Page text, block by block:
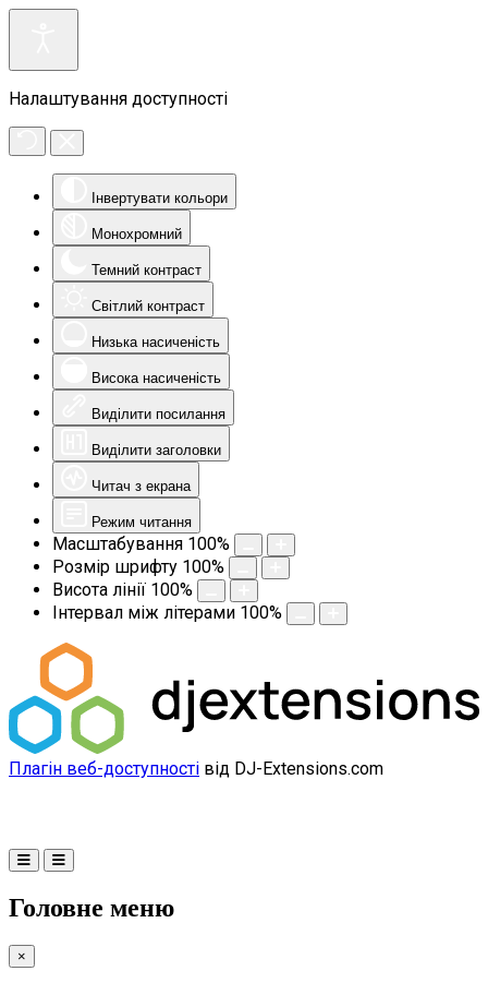
Налаштування доступності
Інвертувати кольори
Монохромний
Темний контраст
Світлий контраст
Низька насиченість
Висока насиченість
Виділити посилання
Виділити заголовки
Читач з екрана
Режим читання
Масштабування 100%
Розмір шрифту 100%
Висота лінії 100%
Інтервал між літерами 100%
Плагін веб-доступності від DJ-Extensions.com
Головне меню
×